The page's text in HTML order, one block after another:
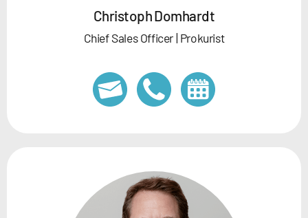
Christoph Domhardt
Chief Sales Officer | Prokurist